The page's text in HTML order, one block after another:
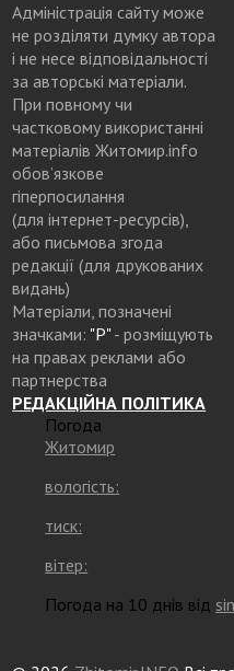
Адміністрація сайту може
не розділяти думку автора
і не несе відповідальності
за авторські матеріали.
При повному чи
частковому використанні
матеріалів Житомир.info
обов’язкове
гіперпосилання
(для інтернет-ресурсів),
або письмова згода
редакції (для друкованих
видань)
Матеріали, позначені
значками: "Р"- розміщують
на правах реклами або
партнерства
РЕДАКЦІЙНА ПОЛІТИКА
Погода
Житомир
вологість:
тиск:
вітер:
Погода на 10 днів від